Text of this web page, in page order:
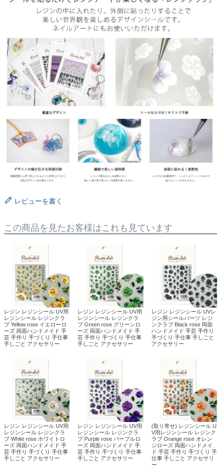
レビューを書く
この商品を見たお客様はこれも見ています
レジン レジンシール UV用
レジンシール レジンクラ
ブ Yellow rose イエローロ
ーズ 両面ハンドメイド 手
芸 手作り 手づくり 手仕事
手しごと アクセサリー
レジン レジンシール UV用
レジンシール レジンクラ
ブ Green rose グリーンロ
ーズ 両面ハンドメイド 手
芸 手作り 手づくり 手仕事
手しごと アクセサリー
レジン レジンシール UVレ
ジン用シールパーツ レジ
ンクラブ Black rose 両面
ハンドメイド 手芸 手作り
手づくり 手仕事 手しごと
アクセサリー
レジン レジンシール UV用
レジンシール レジンクラ
ブ White rose ホワイトロ
ーズ 両面ハンドメイド 手
芸 手作り 手づくり 手仕事
手しごと アクセサリー
レジン レジンシール UV用
レジンシール レジンクラ
ブ Purple rose パープルロ
ーズ 両面ハンドメイド 手
芸 手作り 手づくり 手仕事
手しごと アクセサリー
(取り寄せ) レジンシール U
V用レジンシール レジンク
ラブ Orange rose オレン
ジローズ 両面ハンドメイ
ド 手芸 手作り 手づくり 手
仕事 手しごと アクセサリ
ー